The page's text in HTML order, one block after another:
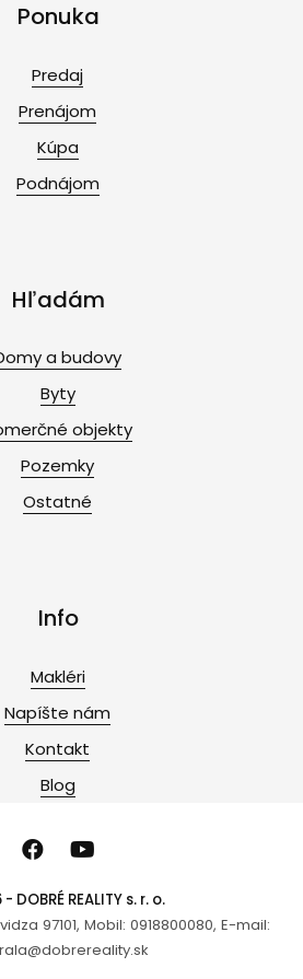
Ponuka
Predaj
Prenájom
Kúpa
Podnájom
Hľadám
a budovy
Byty
objekty
Pozemky
Ostatné
Info
Makléri
Napíšte nám
Kontakt
Blog
DOBRÉ REALITY s. r. o.
97101, Mobil: 0918800080, E-mail: